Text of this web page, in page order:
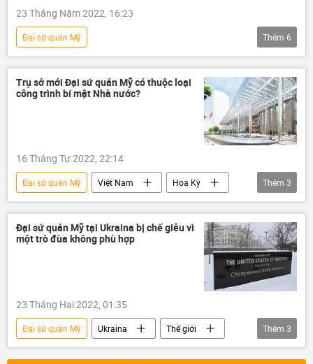
23 Tháng Năm 2022, 16:23
Đại sứ quán Mỹ
Chiến dịch quân sự đặc biệt tại Ukraina
Cuộc khủng hoảng ở Ukraina
Ukraina
Hoa Kỳ
Báo chí thế giới xung đột
Thêm 6
Trụ sở mới Đại sứ quán Mỹ có thuộc loại
công trình bí mật Nhà nước?
16 Tháng Tư 2022, 22:14
Đại sứ quán Mỹ Việt Nam
Hoa Kỳ
Bộ Xây dựng
Pháp luật Hà Nội
Thêm 3
Đại sứ quán Mỹ tại Ukraina bị chế giễu vì
một trò đùa không phù hợp
23 Tháng Hai 2022, 01:35
Đại sứ quán Mỹ Ukraina
Thế giới
mạng xã hội
Twitter Hoa Kỳ
Thêm 3